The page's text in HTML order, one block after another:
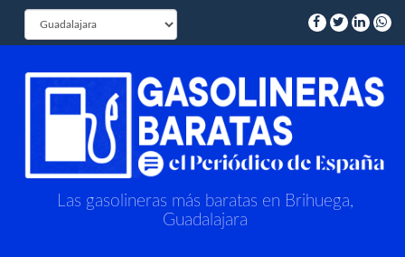
Las gasolineras más baratas en Brihuega,
Guadalajara